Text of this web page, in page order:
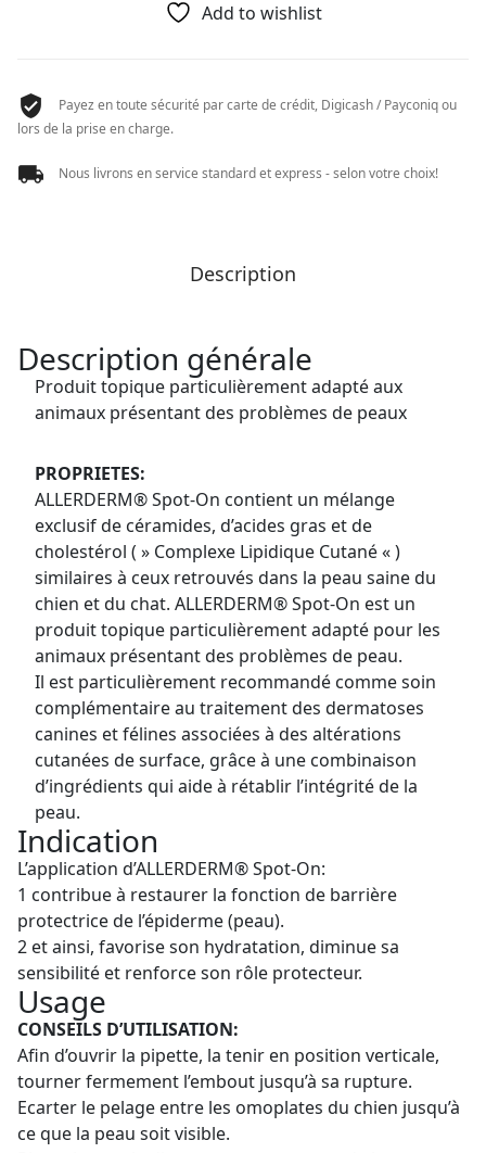
Add to wishlist
Payez en toute sécurité par carte de crédit, Digicash / Payconiq ou
lors de la prise en charge.
Nous livrons en service standard et express - selon votre choix!
Description
Description générale
Produit topique particulièrement adapté aux
animaux présentant des problèmes de peaux
PROPRIETES:
ALLERDERM® Spot-On contient un mélange
exclusif de céramides, d’acides gras et de
cholestérol ( » Complexe Lipidique Cutané « )
similaires à ceux retrouvés dans la peau saine du
chien et du chat. ALLERDERM® Spot-On est un
produit topique particulièrement adapté pour les
animaux présentant des problèmes de peau.
Il est particulièrement recommandé comme soin
complémentaire au traitement des dermatoses
canines et félines associées à des altérations
cutanées de surface, grâce à une combinaison
d’ingrédients qui aide à rétablir l’intégrité de la
peau.
Indication
L’application d’ALLERDERM® Spot-On:
1 contribue à restaurer la fonction de barrière
protectrice de l’épiderme (peau).
2 et ainsi, favorise son hydratation, diminue sa
sensibilité et renforce son rôle protecteur.
Usage
CONSEILS D’UTILISATION:
Afin d’ouvrir la pipette, la tenir en position verticale,
tourner fermement l’embout jusqu’à sa rupture.
Ecarter le pelage entre les omoplates du chien jusqu’à
ce que la peau soit visible.